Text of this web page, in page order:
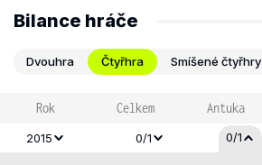
Bilance hráče
Dvouhra Čtyřhra Smíšené čtyřhry
Rok Celkem Antuka
2015 0/1 0/1